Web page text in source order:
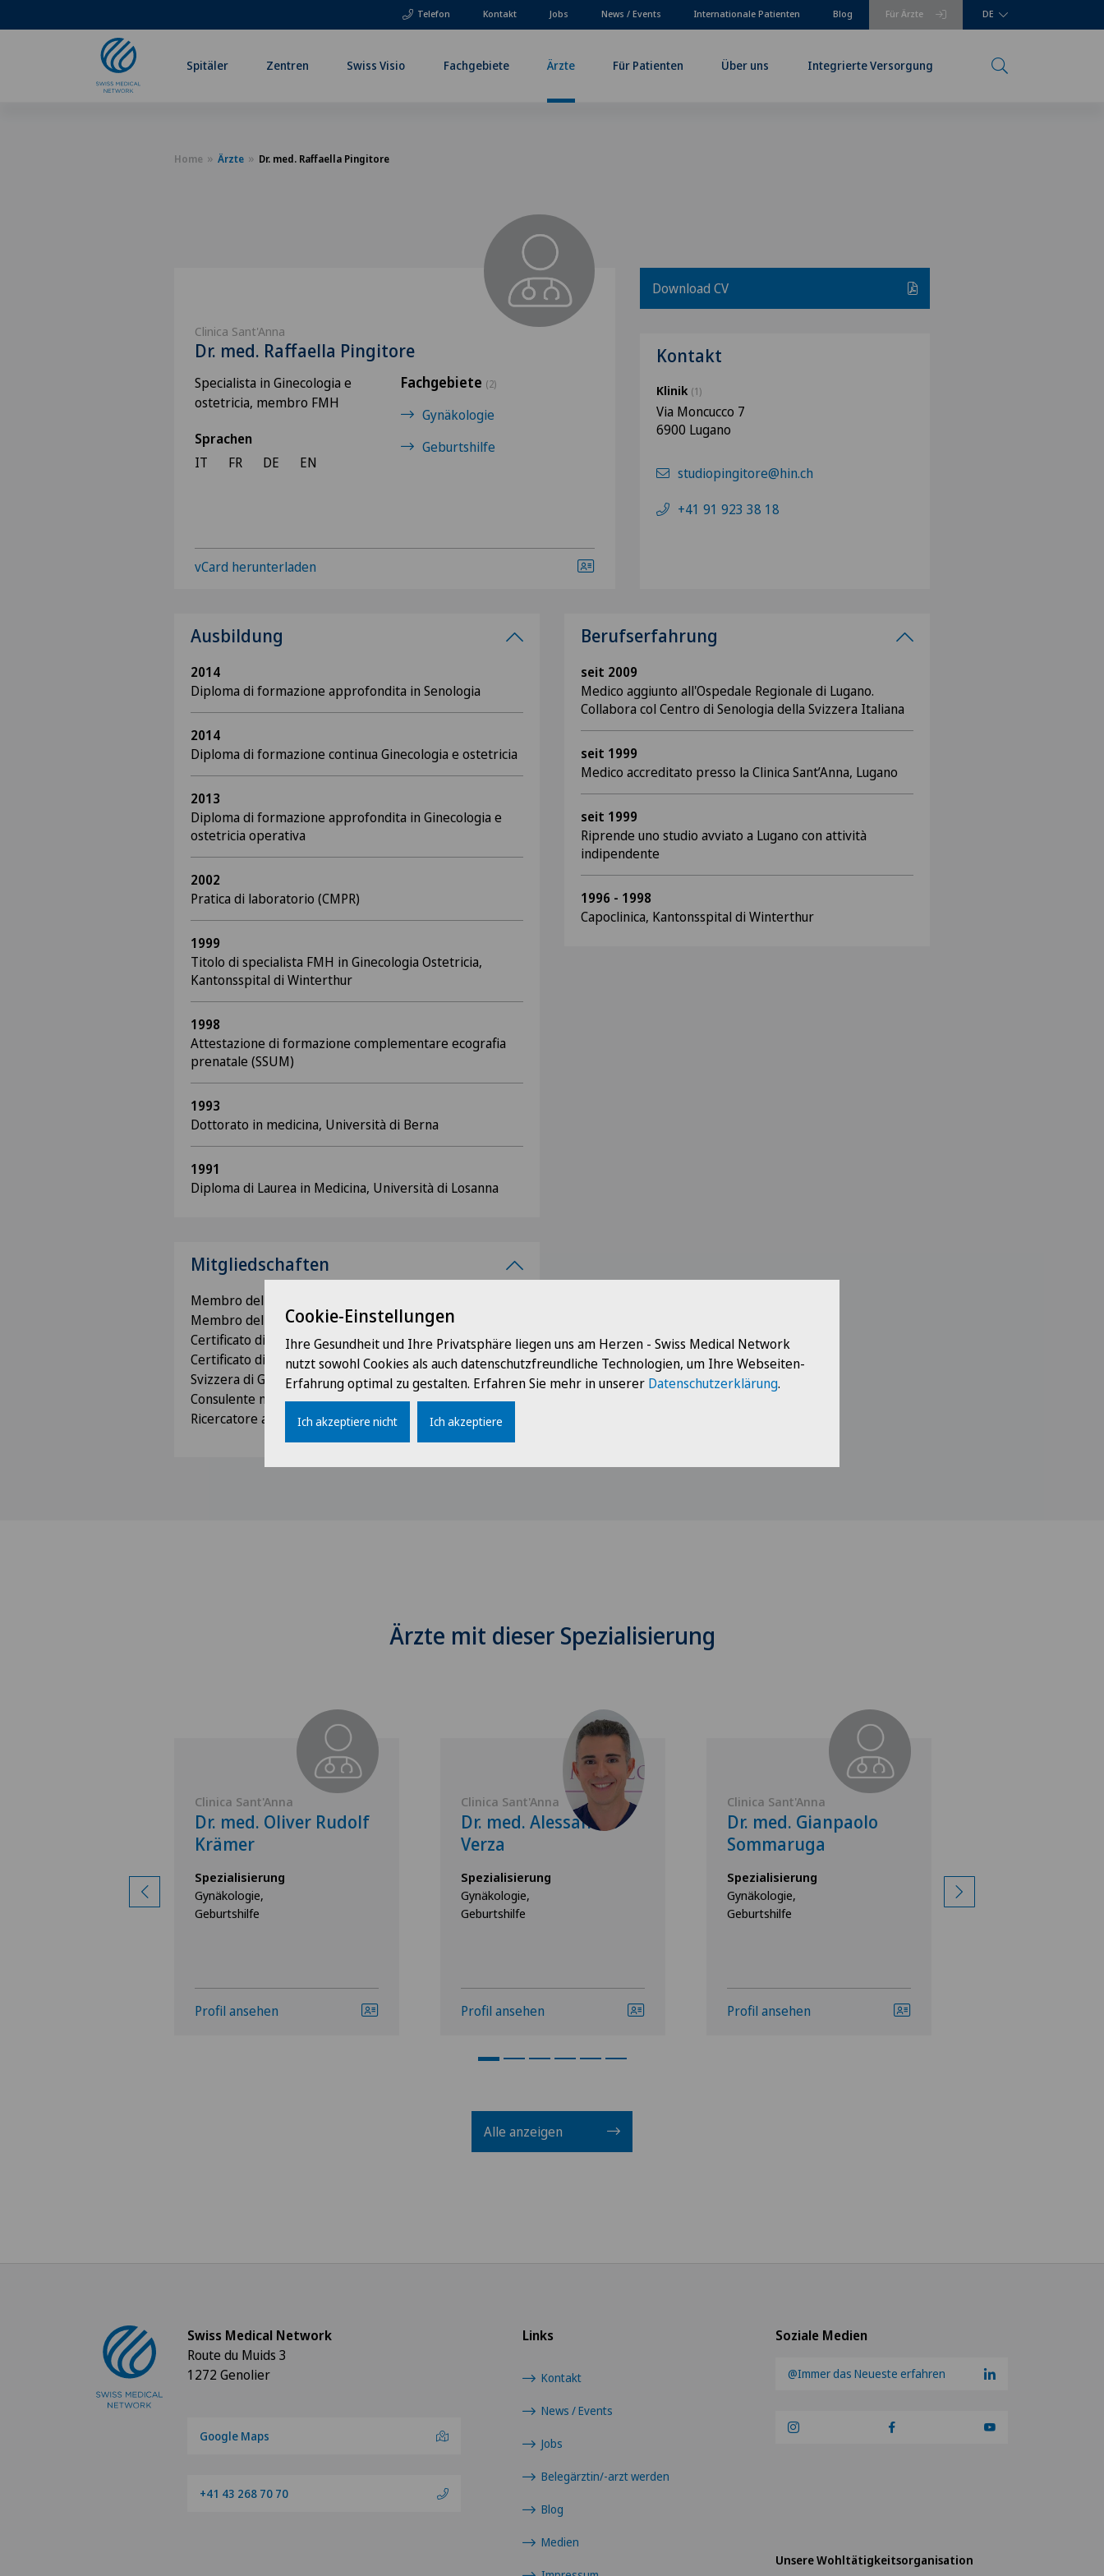
Telefon Für Ärzte
Kontakt Jobs News / Events Internationale Patienten Blog DE
Spitäler Zentren Swiss Visio Fachgebiete Ärzte Für Patienten Über uns Integrierte Versorgung
Home Ärzte Dr. med. Raffaella Pingitore
Clinica Sant'Anna
Dr. med. Raffaella Pingitore
Specialista in Ginecologia e
ostetricia, membro FMH
Sprachen
IT
FR DE EN
Fachgebiete (2)
Gynäkologie
Geburtshilfe
vCard herunterladen
Download CV
Kontakt
Klinik (1)
Via Moncucco 7
6900 Lugano
studiopingitore@hin.ch
+41 91 923 38 18
Ausbildung
2014
Diploma di formazione approfondita in Senologia
2014
Diploma di formazione continua Ginecologia e ostetricia
2013
Diploma di formazione approfondita in Ginecologia e
ostetricia operativa
2002
Pratica di laboratorio (CMPR)
1999
Titolo di specialista FMH in Ginecologia Ostetricia,
Kantonsspital di Winterthur
1998
Attestazione di formazione complementare ecografia
prenatale (SSUM)
1993
Dottorato in medicina, Università di Berna
1991
Diploma di Laurea in Medicina, Università di Losanna
Mitgliedschaften
Membro della Società Svizzera di Ginecologia Ostetricia
Membro della Società Svizzera di Senologia
Certificato di Ecografia Prenatale
Certificato di formazione continua dell'Accademia
Svizzera di Ginecologia Ostetricia
Consulente medico per la NaProTECHNOLOGY
Ricercatore al Reproductive Health Research Institute
Berufserfahrung
seit 2009
Medico aggiunto all'Ospedale Regionale di Lugano.
Collabora col Centro di Senologia della Svizzera Italiana
seit 1999
Medico accreditato presso la Clinica Sant’Anna, Lugano
seit 1999
Riprende uno studio avviato a Lugano con attività
indipendente
1996 - 1998
Capoclinica, Kantonsspital di Winterthur
Ärzte mit dieser Spezialisierung
Clinica Sant'Anna
Dr. med. Oliver Rudolf
Krämer
Spezialisierung
Gynäkologie,
Geburtshilfe
Profil ansehen
Clinica Sant'Anna
Dr. med. Alessandro
Verza
Spezialisierung
Gynäkologie,
Geburtshilfe
Profil ansehen
Clinica Sant'Anna
Dr. med. Gianpaolo
Sommaruga
Spezialisierung
Gynäkologie,
Geburtshilfe
Profil ansehen
Alle anzeigen
Soziale Medien
@Immer das Neueste erfahren
Links
Kontakt
News / Events
Jobs
Belegärztin/-arzt werden
Blog
Medien
Swiss Medical Network
Route du Muids 3
1272 Genolier
Google Maps
+41 43 268 70 70
Unsere Wohltätigkeitsorganisation
Cookie-Einstellungen
Ihre Gesundheit und Ihre Privatsphäre liegen uns am Herzen - Swiss Medical Network
nutzt sowohl Cookies als auch datenschutzfreundliche Technologien, um Ihre Webseiten-
Erfahrung optimal zu gestalten. Erfahren Sie mehr in unserer Datenschutzerklärung.
Ich akzeptiere nicht Ich akzeptiere